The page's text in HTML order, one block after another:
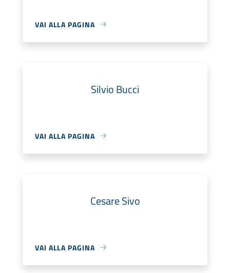
VAI ALLA PAGINA
Silvio Bucci
VAI ALLA PAGINA
Cesare Sivo
VAI ALLA PAGINA